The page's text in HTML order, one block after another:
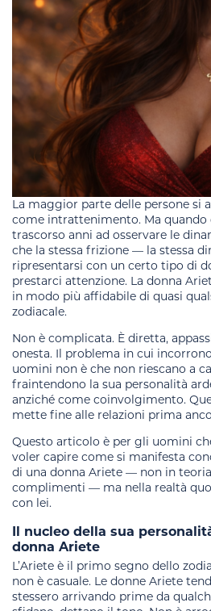
La maggior parte delle persone si
come intrattenimento. Ma quando
trascorso anni ad osservare le
che la stessa frizione — la stessa
ripresentarsi con un certo tipo di
prestarci attenzione. La donna
in modo più affidabile di quasi
zodiacale.
Non è complicata. È diretta,
onesta. Il problema in cui
uomini non è che non riescano a
fraintendono la sua personalità
anziché come coinvolgimento.
mette fine alle relazioni prima
Questo articolo è per gli uomini
voler capire come si manifesta
di una donna Ariete — non in
complimenti — ma nella realtà
con lei.
Il nucleo della sua
donna Ariete
L’Ariete è il primo segno dello
non è casuale. Le donne Ariete
stessero arrivando prime da